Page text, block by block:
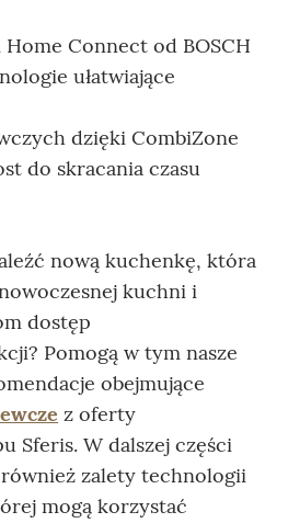
Connect od BOSCH
ułatwiające
dzięki CombiZone
do skracania czasu
nową kuchenkę, która
kuchni i
dostęp
Pomogą w tym nasze
obejmujące
z oferty
Sferis. W dalszej części
zalety technologii
mogą korzystać